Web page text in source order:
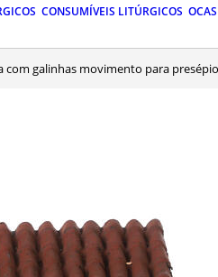
CONSUMÍVEIS LITÚRGICOS
com galinhas movimento para